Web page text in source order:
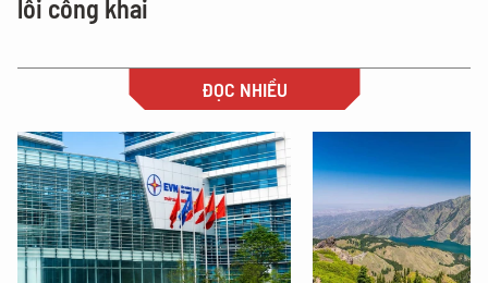
lỗi công khai
ĐỌC NHIỀU